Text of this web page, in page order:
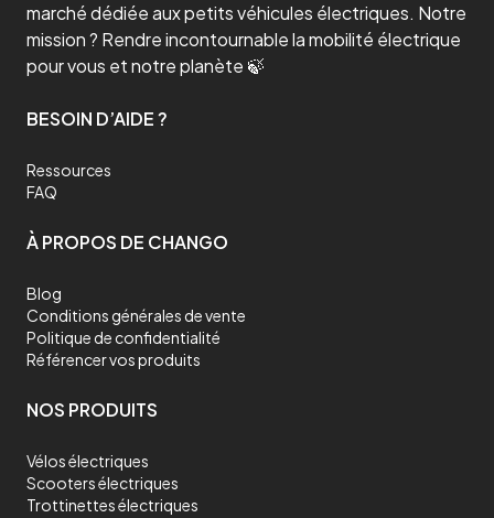
marché dédiée aux petits véhicules électriques. Notre
mission ? Rendre incontournable la mobilité électrique
pour vous et notre planète 🍃
BESOIN D’AIDE ?
Ressources
FAQ
À PROPOS DE CHANGO
Blog
Conditions générales de vente
Politique de confidentialité
Référencer vos produits
NOS PRODUITS
Vélos électriques
Scooters électriques
Trottinettes électriques